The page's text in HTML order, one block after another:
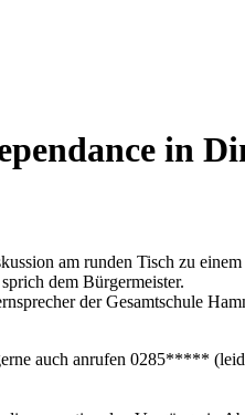
in
am runden Tisch zu
dem Bürgermeister.
der Gesamtschule
auch anrufen 0285*****